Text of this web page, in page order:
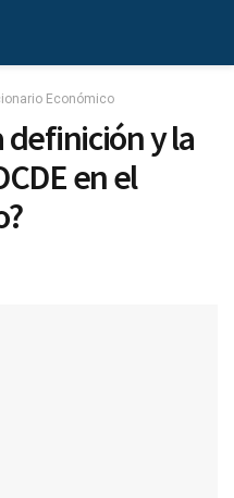
Económico
definición y la
en el